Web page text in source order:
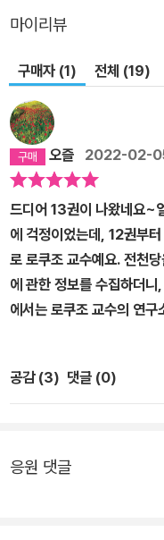
마이리뷰
구매자 (1) 전체 (19)
오즐 2022-02-
드디어 13권이 나왔네요~
에 걱정이었는데, 12권부
로 로쿠조 교수예요. 전천
에 관한 정보를 수집하더
에서는 로쿠조 교수의 연
가게 전천당에서 파는 마
가져다 주지만 제멋대로 사
행운의 손님들이 전천당을
는 전천당에 관심을 갖는
공감 (3) 댓글 (0)
응원 댓글